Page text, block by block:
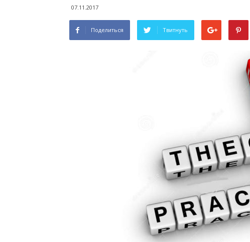
07.11.2017
Поделиться Твитнуть